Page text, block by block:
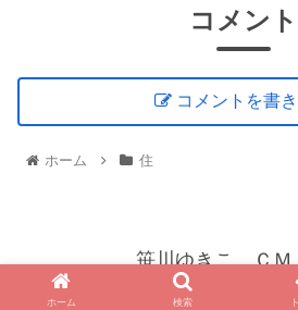
コメント
コメントを書
ホーム 住
笹川ゆきこ ＣＭ
© 2021 笹川ゆきこ ＣＭ
ホーム 検索